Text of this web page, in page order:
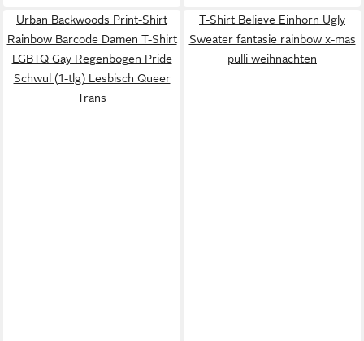
Urban Backwoods Print-Shirt
Rainbow Barcode Damen T-Shirt
LGBTQ Gay Regenbogen Pride
Schwul (1-tlg) Lesbisch Queer
Trans
T-Shirt Believe Einhorn Ugly
Sweater fantasie rainbow x-mas
pulli weihnachten